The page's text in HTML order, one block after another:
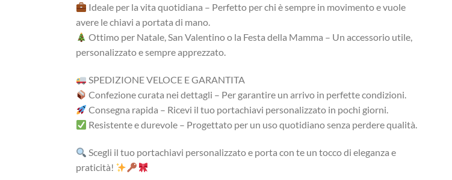
Ideale per la vita quotidiana – Perfetto per chi è sempre in movimento e vuole
avere le chiavi a portata di mano.
Ottimo per Natale, San Valentino o la Festa della Mamma – Un accessorio utile,
personalizzato e sempre apprezzato.
SPEDIZIONE VELOCE E GARANTITA
Confezione curata nei dettagli – Per garantire un arrivo in perfette condizioni.
Consegna rapida – Ricevi il tuo portachiavi personalizzato in pochi giorni.
Resistente e durevole – Progettato per un uso quotidiano senza perdere qualità.
Scegli il tuo portachiavi personalizzato e porta con te un tocco di eleganza e
praticità!